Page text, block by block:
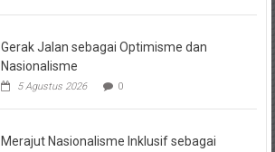
Gerak Jalan sebagai Optimisme dan
Nasionalisme
5 Agustus 2026 0
Merajut Nasionalisme Inklusif sebagai